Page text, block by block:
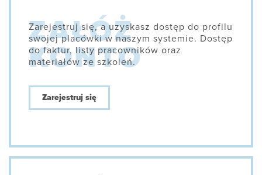
Zarejestruj się, a uzyskasz dostęp do profilu
swojej placówki w naszym systemie. Dostęp
do faktur, listy pracowników oraz
materiałów ze szkoleń.
Zarejestruj się